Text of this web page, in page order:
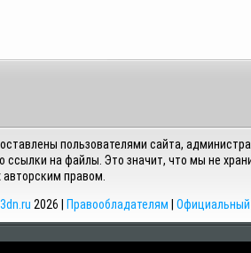
пользователями сайта,
ссылки на файлы. Это значит, что мы не
правом.
2026 | Правообладателям Официальный